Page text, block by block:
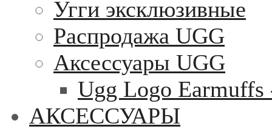
Угги эксклюзивные
Распродажа UGG
Аксессуары UGG
Ugg Logo
АКСЕССУАРЫ